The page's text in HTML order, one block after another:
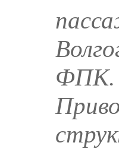
ФПК.